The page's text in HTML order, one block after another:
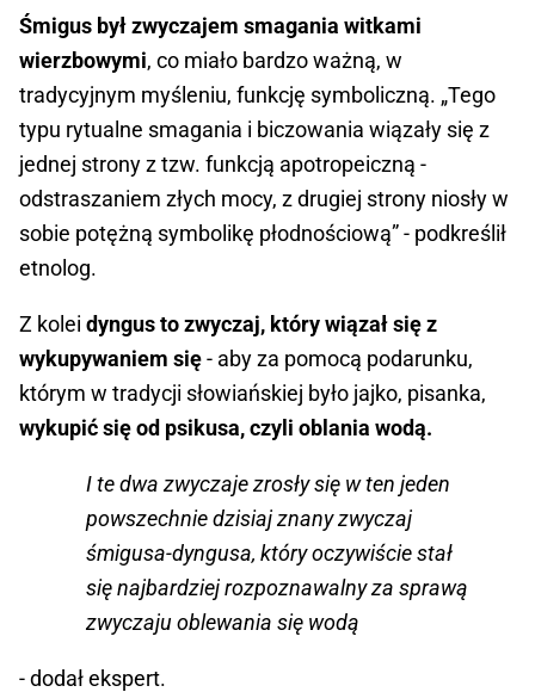
Śmigus był zwyczajem smagania witkami
wierzbowymi, co miało bardzo ważną, w
tradycyjnym myśleniu, funkcję symboliczną. „Tego
typu rytualne smagania i biczowania wiązały się z
jednej strony z tzw. funkcją apotropeiczną -
odstraszaniem złych mocy, z drugiej strony niosły w
sobie potężną symbolikę płodnościową” - podkreślił
etnolog.
Z kolei dyngus to zwyczaj, który wiązał się z
wykupywaniem się- aby za pomocą podarunku,
którym w tradycji słowiańskiej było jajko, pisanka,
wykupić się od psikusa, czyli oblania wodą.
I te dwa zwyczaje zrosły się w ten jeden
powszechnie dzisiaj znany zwyczaj
śmigusa-dyngusa, który oczywiście stał
się najbardziej rozpoznawalny za sprawą
zwyczaju oblewania się wodą
- dodał ekspert.